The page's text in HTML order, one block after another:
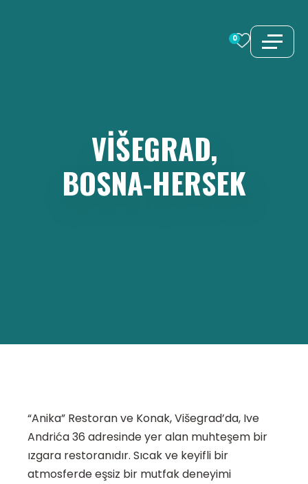
0
VIŠEGRAD,
BOSNA-HERSEK
“Anika” Restoran ve Konak, Višegrad’da, Ive
Andrića 36 adresinde yer alan muhteşem bir
ızgara restoranıdır. Sıcak ve keyifli bir
atmosferde eşsiz bir mutfak deneyimi